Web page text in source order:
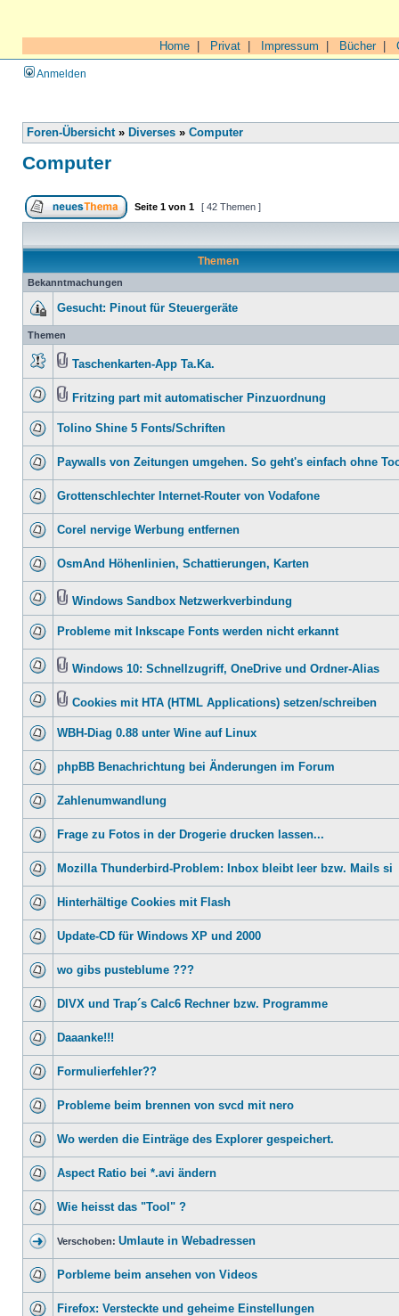
Home Privat Impressum Bücher|
Anmelden
Foren-Übersicht» Diverses » Computer
Computer
Seite 1 von 1 [ 42 Themen ]
Themen
Bekanntmachungen
Gesucht: Pinout für Steuergeräte
Themen
Taschenkarten-App Ta.Ka.
Fritzing part mit automatischer Pinzuordnung
Tolino Shine 5 Fonts/Schriften
Paywalls von Zeitungen umgehen. So geht's einfach ohne
Grottenschlechter Internet-Router von Vodafone
Corel nervige Werbung entfernen
OsmAnd Höhenlinien, Schattierungen, Karten
Windows Sandbox Netzwerkverbindung
Probleme mit Inkscape Fonts werden nicht erkannt
Windows 10: Schnellzugriff, OneDrive und Ordner-Alias
Cookies mit HTA (HTML Applications) setzen/schreiben
WBH-Diag 0.88 unter Wine auf Linux
phpBB Benachrichtung bei Änderungen im Forum
Zahlenumwandlung
Frage zu Fotos in der Drogerie drucken lassen...
Mozilla Thunderbird-Problem: Inbox bleibt leer bzw. Mails si
Hinterhältige Cookies mit Flash
Update-CD für Windows XP und 2000
wo gibs pusteblume ???
DIVX und Trap´s Calc6 Rechner bzw. Programme
Daaanke!!!
Formulierfehler??
Probleme beim brennen von svcd mit nero
Wo werden die Einträge des Explorer gespeichert.
Aspect Ratio bei *.avi ändern
Wie heisst das "Tool" ?
Verschoben: Umlaute in Webadressen
Porbleme beim ansehen von Videos
Firefox: Versteckte und geheime Einstellungen